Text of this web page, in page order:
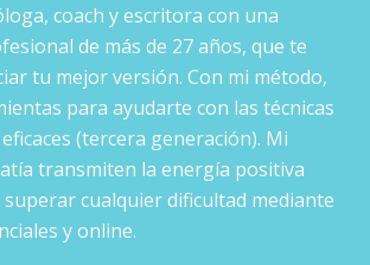
coach y escritora con una
de más de 27 años, que te
tu mejor versión. Con mi método,
para ayudarte con las técnicas
(tercera generación). Mi
transmiten la energía positiva
cualquier dificultad mediante
y online.